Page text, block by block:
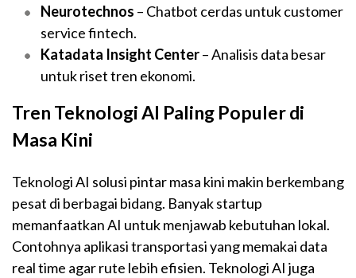
Neurotechnos – Chatbot cerdas untuk customer
service fintech.
Katadata Insight Center– Analisis data besar
untuk riset tren ekonomi.
Tren Teknologi AI Paling Populer di
Masa Kini
Teknologi AI solusi pintar masa kini makin berkembang
pesat di berbagai bidang. Banyak startup
memanfaatkan AI untuk menjawab kebutuhan lokal.
Contohnya aplikasi transportasi yang memakai data
real time agar rute lebih efisien. Teknologi AI juga